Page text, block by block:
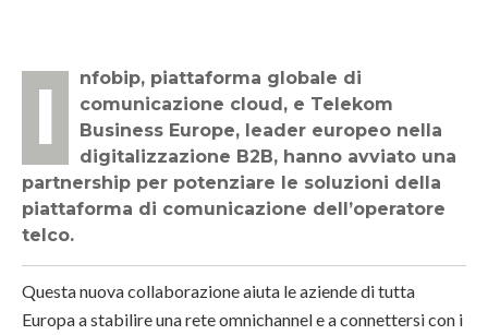
Infobip, piattaforma globale di
comunicazione cloud, e Telekom
Business Europe, leader europeo nella
digitalizzazione B2B, hanno avviato una
partnership per potenziare le soluzioni della
piattaforma di comunicazione dell’operatore
telco.
Questa nuova collaborazione aiuta le aziende di tutta
Europa a stabilire una rete omnichannel e a connettersi con i